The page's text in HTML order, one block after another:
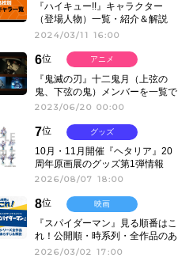
『ハイキュー!!』キャラクター
（登場人物）一覧・紹介＆解説
2024/03/11 16:00
6位
『鬼滅の刃』十二鬼月（上弦の
鬼、下弦の鬼）メンバーを一覧で
紹介＆解説（登場鬼の情報まと
2023/06/20 00:00
アニメ
7位
10月・11月開催『ヘタリア』20
周年原画展のグッズ第1弾情報
2026/08/07 18:00
グッズ
8位
『スパイダーマン』見る順番はこ
れ！公開順・時系列・全作品のあ
らすじをまとめました
2026/03/02 17:00
映画